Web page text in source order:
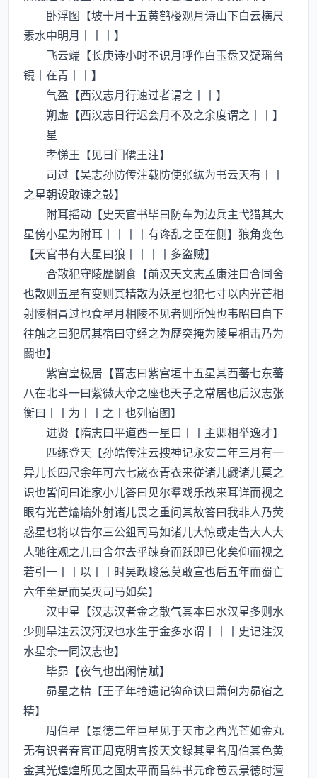
卧浮图【坡十月十五黄鹤楼观月诗山下白云横尺
素水中明月丨丨丨】
飞云端【长庚诗小时不识月呼作白玉盘又疑瑶台
镜丨在青丨丨】
气盈【西汉志月行速过者谓之丨丨】
朔虚【西汉志日行迟会月不及之余度谓之丨丨】
星
孝悌王【见日门僊王注】
司过【吴志孙防传注载防使张纮为书云天有丨丨
之星朝设敢谏之鼓】
附耳摇动【史天官书毕曰防车为边兵主弋猎其大
星傍小星为附耳丨丨丨丨有谗乱之臣在侧】狼角变色
【天官书有大星曰狼丨丨丨丨多盗贼】
合散犯守陵歴鬭食【前汉天文志孟康注曰合同舍
也散则五星有变则其精散为妖星也犯七寸以内光芒相
射陵相冒过也食星月相陵不见者则所蚀也韦昭曰自下
往触之曰犯居其宿曰守经之为歴突掩为陵星相击乃为
鬭也】
紫宫皇极居【晋志曰紫宫垣十五星其西蕃七东蕃
八在北斗一曰紫微大帝之座也天子之常居也后汉志张
衡曰丨丨为丨丨之丨也列宿图】
进贤【隋志曰平道西一星曰丨丨主卿相举逸才】
匹练登天【孙皓传注云捜神记永安二年三月有一
异儿长四尺余年可六七嵗衣青衣来従诸儿戯诸儿莫之
识也皆问曰谁家小儿答曰见尔羣戏乐故来耳详而视之
眼有光芒爚爚外射诸儿畏之重问其故答曰我非人乃荧
惑星也将以告尔三公鉏司马如诸儿大惊或走告大人大
人驰往观之儿曰舎尔去乎竦身而跃即已化矣仰而视之
若引一丨丨以丨丨时吴政峻急莫敢宣也后五年而蜀亡
六年至是而吴灭司马如矣】
汉中星【汉志汉者金之散气其本曰水汉星多则水
少则旱注云汉河汉也水生于金多水谓丨丨丨史记注汉
水星余一同汉志也】
毕昴【夜气也出闲情赋】
昴星之精【王子年拾遗记钩命诀曰萧何为昴宿之
精】
周伯星【景徳二年巨星见于天市之西光芒如金丸
无有识者春官正周克明言按天文録其星名周伯其色黄
金其光煌煌所见之国太平而昌纬书元命苞云景徳时澶